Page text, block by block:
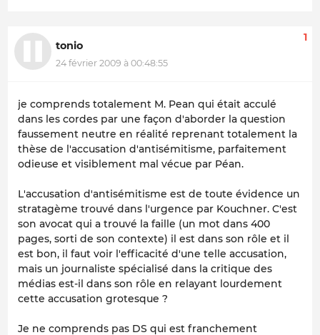
tonio
24 février 2009 à 00:48:55
1
je comprends totalement M. Pean qui était acculé
dans les cordes par une façon d'aborder la question
faussement neutre en réalité reprenant totalement la
thèse de l'accusation d'antisémitisme, parfaitement
odieuse et visiblement mal vécue par Péan.
L'accusation d'antisémitisme est de toute évidence un
stratagème trouvé dans l'urgence par Kouchner. C'est
son avocat qui a trouvé la faille (un mot dans 400
pages, sorti de son contexte) il est dans son rôle et il
est bon, il faut voir l'efficacité d'une telle accusation,
mais un journaliste spécialisé dans la critique des
médias est-il dans son rôle en relayant lourdement
cette accusation grotesque ?
Je ne comprends pas DS qui est franchement